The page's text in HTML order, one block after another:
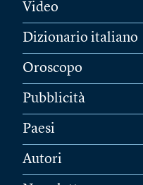
Video
Dizionario italiano
Oroscopo
Pubblicità
Paesi
Autori